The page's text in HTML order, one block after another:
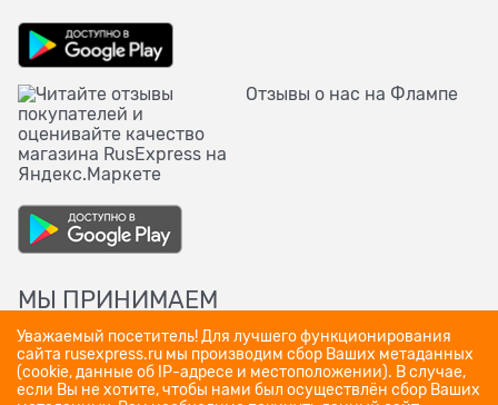
Отзывы о нас на Флампе
МЫ ПРИНИМАЕМ
Уважаемый посетитель! Для лучшего функционирования
сайта rusexpress.ru мы производим сбор Ваших метаданных
(cookie, данные об IP-адресе и местоположении). В случае,
если Вы не хотите, чтобы нами был осуществлён сбор Ваших